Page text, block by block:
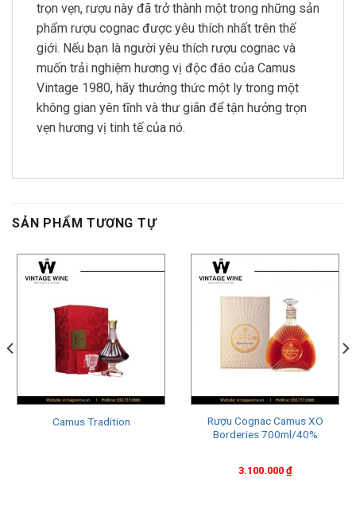
trọn vẹn, rượu này đã trở thành một trong những sản
phẩm rượu cognac được yêu thích nhất trên thế
giới. Nếu bạn là người yêu thích rượu cognac và
muốn trải nghiệm hương vị độc đáo của Camus
Vintage 1980, hãy thưởng thức một ly trong một
không gian yên tĩnh và thư giãn để tận hưởng trọn
vẹn hương vị tinh tế của nó.
SẢN PHẨM TƯƠNG TỰ
Camus Tradition
Rượu Cognac Camus XO
Borderies 700ml/40%
3.100.000 ₫